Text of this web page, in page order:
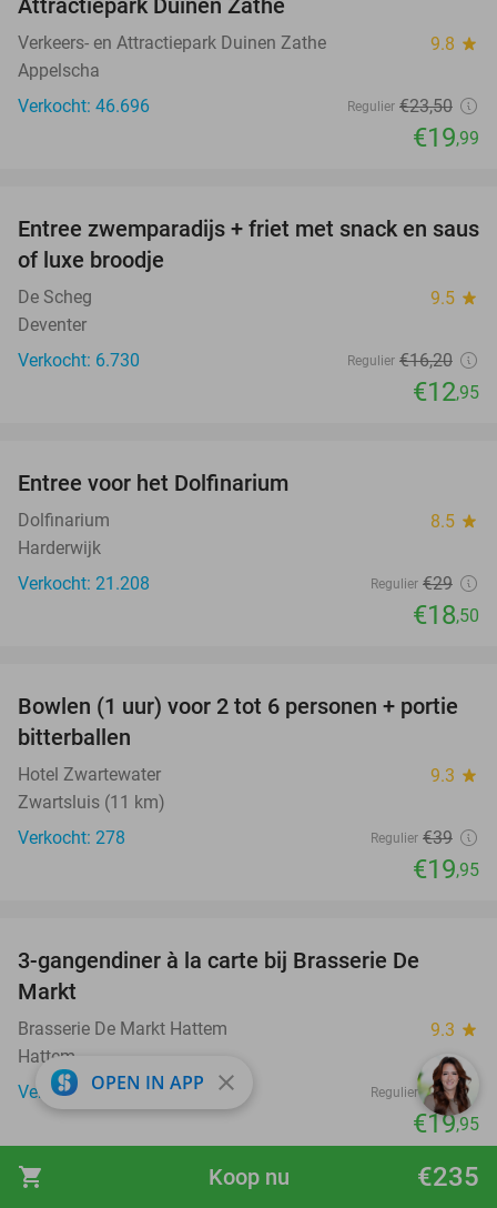
shopping_cart €235
Koop nu
Verkeers- en Attractiepark Duinen Zathe 9.8 star
Appelscha
Verkocht: 46.696
Regulier €23,50
€19,99
20%
Entree zwemparadijs + friet met snack en saus
of luxe broodje
De Scheg 9.5 star
Deventer
Verkocht: 6.730
Regulier €16,20
€12,95
Entree voor het Dolfinarium
Dolfinarium 8.5 star
Harderwijk
Verkocht: 21.208
Regulier €29
€18,50
49%
Bowlen (1 uur) voor 2 tot 6 personen + portie
bitterballen
Hotel Zwartewater 9.3 star
Zwartsluis (11 km)
Verkocht: 278
Regulier €39
€19,95
3-gangendiner à la carte bij Brasserie De
Markt
Brasserie De Markt Hattem 9.3 star
Hattem
Verkocht: 154
Regulier €45
€19,95
OPEN IN APP close